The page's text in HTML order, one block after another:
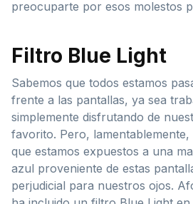
preocuparte por esos molestos
Filtro Blue Light
Sabemos que todos estamos
frente a las pantallas, ya sea
simplemente disfrutando de
favorito. Pero, lamentablemente,
que estamos expuestos a una
azul proveniente de estas
perjudicial para nuestros ojos.